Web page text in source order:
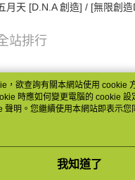
月天 [D.N.A 創造] / [無限創造
站排行
，欲查詢有關本網站使用 cookie
時應如何變更電腦的 cookie 設
聲明。您繼續使用本網站即表示
使用 cookie。
我知道了